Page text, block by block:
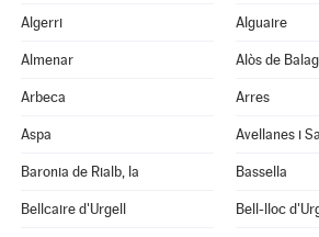
Algerri Alguaire
Almenar Alòs de
Arbeca Arres
Aspa Avellanes i
Baronia de Rialb, la Bassella
Bellcaire d'Urgell Bell-lloc